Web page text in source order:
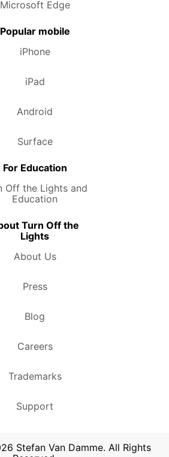
Microsoft Edge
Popular mobile
iPhone
iPad
Android
Surface
For Education
Off the Lights and
Education
Turn Off the
Lights
About Us
Press
Blog
Careers
Trademarks
Support
Stefan Van Damme. All Rights